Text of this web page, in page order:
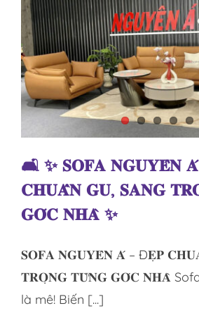
🛋️ ✨ 𝐒𝐎𝐅𝐀 𝐍𝐆𝐔𝐘𝐄̂𝐍
𝐂𝐇𝐔𝐀̂̉𝐍 𝐆𝐔, 𝐒𝐀𝐍𝐆
𝐆𝐎́𝐂 𝐍𝐇𝐀̀ ✨
Tin tức
🛋️ ✨ 𝐒𝐎𝐅𝐀 𝐍𝐆𝐔𝐘𝐄̂𝐍 𝐀́
𝐂𝐇𝐔𝐀̂̉𝐍 𝐆𝐔, 𝐒𝐀𝐍𝐆
𝐆𝐎́𝐂 𝐍𝐇𝐀̀ ✨
𝐒𝐎𝐅𝐀 𝐍𝐆𝐔𝐘𝐄̂𝐍 𝐀́ – Đ𝐄̣𝐏
𝐓𝐑𝐎̣𝐍𝐆 𝐓𝐔̛̀𝐍𝐆 𝐆𝐎́𝐂 𝐍𝐇𝐀̀ Sofa
là mê! Biến [...]